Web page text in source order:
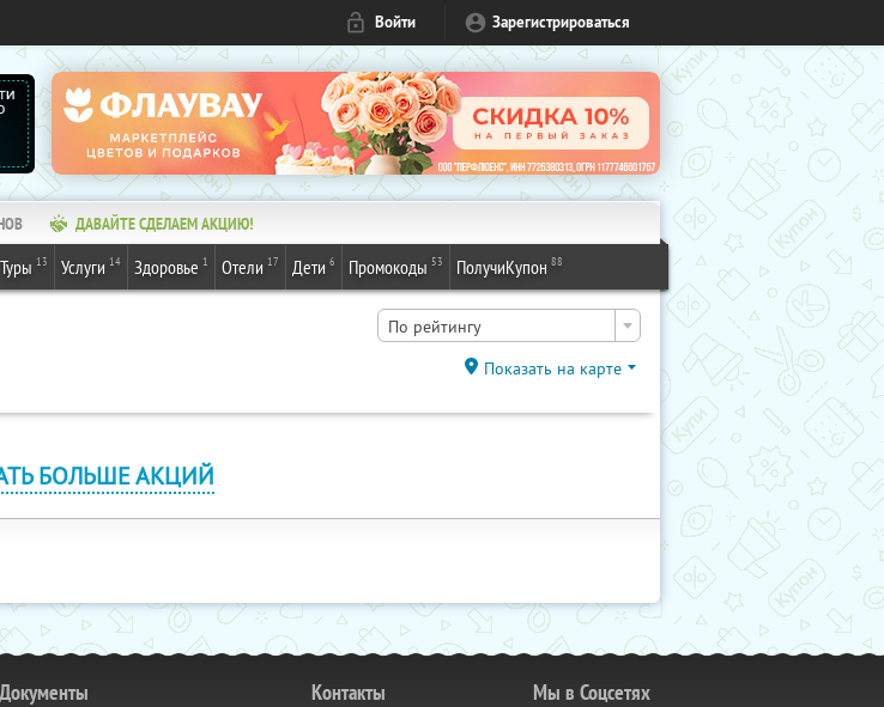
Войти Зарегистрироваться
ДАВАЙТЕ СДЕЛАЕМ АКЦИЮ!
Туры 13 Услуги 14 Здоровье 1 Отели 17 Дети 6 Промокоды 53 ПолучиКупон 88
По рейтингу
Показать на карте
БОЛЬШЕ АКЦИЙ
Документы Контакты Мы в Соцсетях